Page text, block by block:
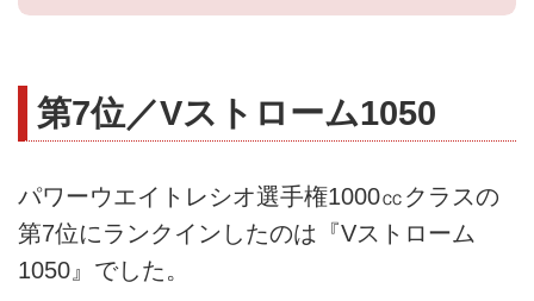
第7位／Vストローム1050
パワーウエイトレシオ選手権1000㏄クラスの
第7位にランクインしたのは『Vストローム
1050』でした。